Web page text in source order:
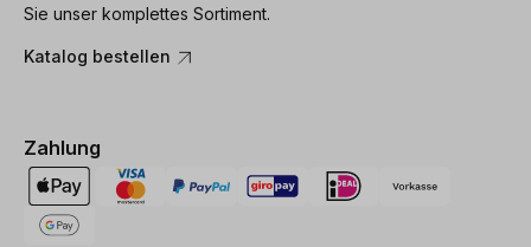
Sie unser komplettes Sortiment.
Katalog bestellen
Zahlung